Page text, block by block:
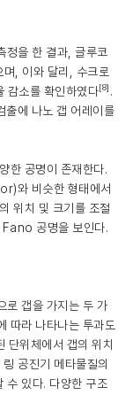
정을 한 결과, 글루코
며, 이와 달리, 수크로
감소를 확인하였다[8] .
출에 나노 갭 어레이를
한 공명이 존재한다.
와 비슷한 형태에서
위치 및 크기를 조절
Fano 공명을 보인다.
로 갭을 가지는 두 가
따라 나타나는 투과도
단위체에서 갭의 위치
링 공진기 메타물질의
수 있다. 다양한 구조